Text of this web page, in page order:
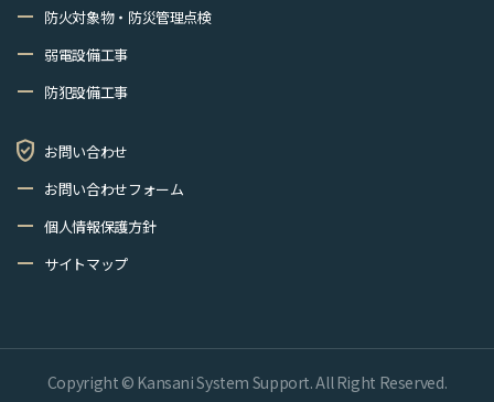
remove 防火対象物・防災管理点検
remove 弱電設備工事
remove 防犯設備工事
verified_user お問い合わせ
remove お問い合わせフォーム
remove 個人情報保護方針
remove サイトマップ
Copyright © Kansani System Support. All Right Reserved.